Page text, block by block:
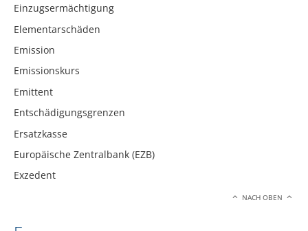
Einzugsermächtigung
Elementarschäden
Emission
Emissionskurs
Emittent
Entschädigungsgrenzen
Ersatzkasse
Europäische Zentralbank (EZB)
Exzedent
NACH OBEN